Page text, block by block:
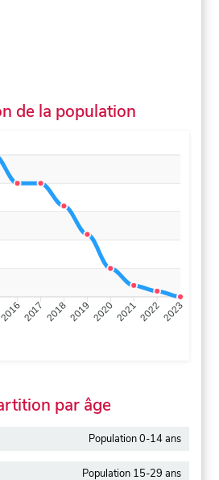
de la population
20162017 20182019 2020202120222023
par âge
Population 0-14 ans
Population 15-29 ans